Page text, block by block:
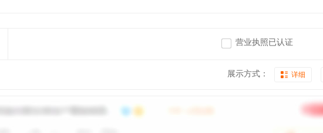
营业执照已认证
展示方式： 详细